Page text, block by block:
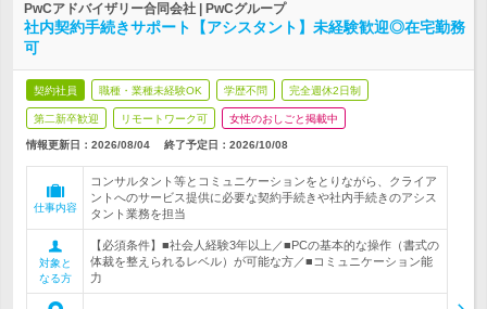
PwCアドバイザリー合同会社 | PwCグループ
社内契約手続きサポート【アシスタント】未経験歓迎◎在宅勤務
可
契約社員 職種・業種未経験OK 学歴不問 完全週休2日制
第二新卒歓迎 リモートワーク可 女性のおしごと掲載中
情報更新日：2026/08/04 終了予定日： 2026/10/08
仕事内容
コンサルタント等とコミュニケーションをとりながら、クライア
ントへのサービス提供に必要な契約手続きや社内手続きのアシス
タント業務を担当
対象と
なる方
【必須条件】■社会人経験3年以上／■PCの基本的な操作（書式の
体裁を整えられるレベル）が可能な方／■コミュニケーション能
力